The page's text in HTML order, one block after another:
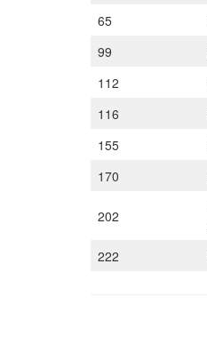
65
99
112
116
155
170
202
222